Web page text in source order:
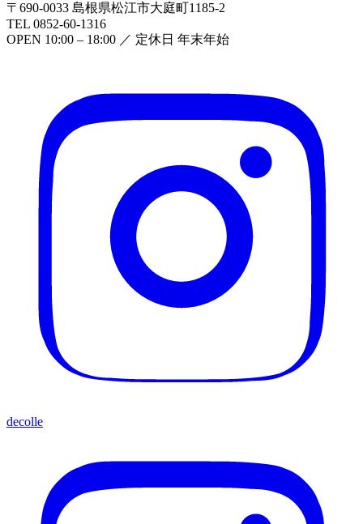
〒 690-0033 島根県松江市大庭町1185-2
TEL 0852-60-1316
OPEN 10:00 – 18:00 ／ 定休日 年末年始
decolle